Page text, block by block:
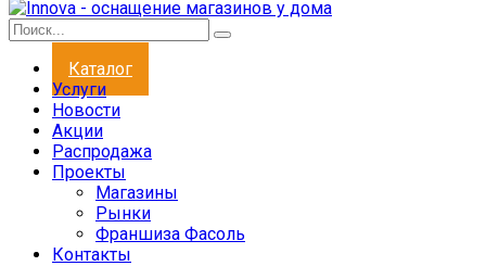
Каталог
Услуги
Новости
Акции
Распродажа
Проекты
Магазины
Рынки
Франшиза Фасоль
Контакты